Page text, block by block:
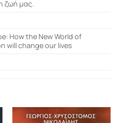
ζωή μας.
How the New World of
will change our lives